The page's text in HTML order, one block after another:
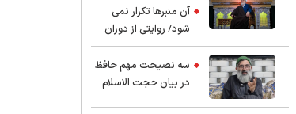
زده شد
با استاد حسین انصاریان:
آن منبرها تکرار نمی
شود/ روایتی از دوران
کودکی و نوجوانی این
واعظ بزرگ و نویسنده و
پژوهشگر جهان اسلام
سه نصیحت مهم حافظ
در بیان حجت الاسلام